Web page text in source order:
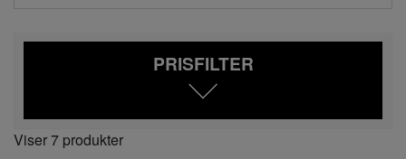
PRISFILTER
Viser 7 produkter